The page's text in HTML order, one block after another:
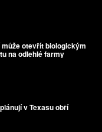
otevřít biologickým
na odlehlé farmy
v Texasu obří